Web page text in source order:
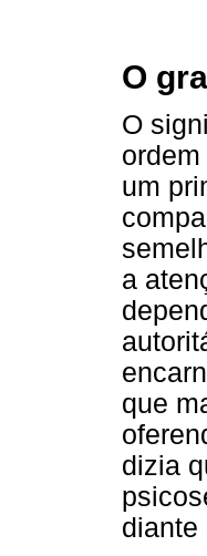
O
O
um
a
que
dizia
diante